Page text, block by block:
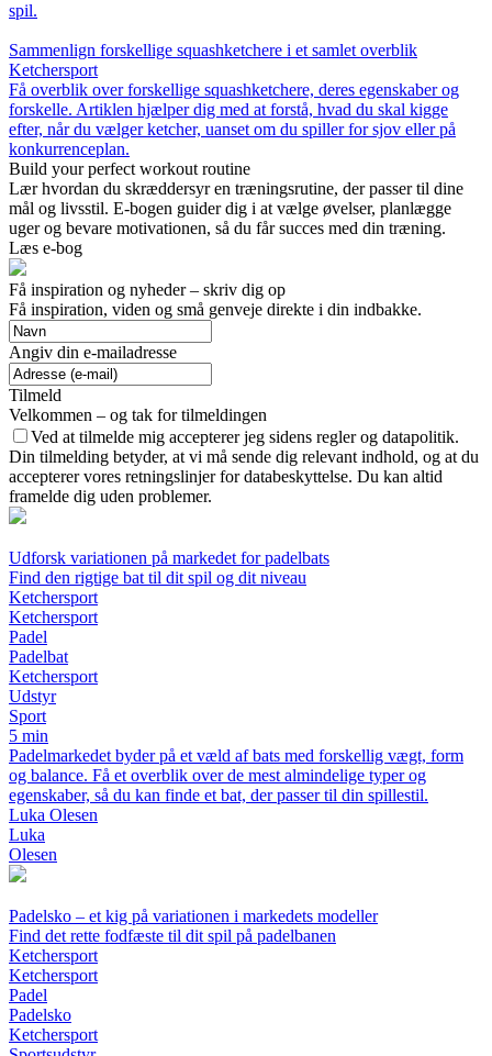
spil.
Sammenlign forskellige squashketchere i et samlet overblik
Ketchersport
Få overblik over forskellige squashketchere, deres egenskaber og
forskelle. Artiklen hjælper dig med at forstå, hvad du skal kigge
efter, når du vælger ketcher, uanset om du spiller for sjov eller på
konkurrenceplan.
Build your perfect workout routine
Lær hvordan du skræddersyr en træningsrutine, der passer til dine
mål og livsstil. E-bogen guider dig i at vælge øvelser, planlægge
uger og bevare motivationen, så du får succes med din træning.
Læs e-bog
Få inspiration og nyheder – skriv dig op
Få inspiration, viden og små genveje direkte i din indbakke.
Angiv din e-mailadresse
Tilmeld
Velkommen – og tak for tilmeldingen
Ved at tilmelde mig accepterer jeg sidens regler og datapolitik.
Din tilmelding betyder, at vi må sende dig relevant indhold, og at du
accepterer vores retningslinjer for databeskyttelse. Du kan altid
framelde dig uden problemer.
Udforsk variationen på markedet for padelbats
Find den rigtige bat til dit spil og dit niveau
Ketchersport
Ketchersport
Padel
Padelbat
Ketchersport
Udstyr
Sport
5 min
Padelmarkedet byder på et væld af bats med forskellig vægt, form
og balance. Få et overblik over de mest almindelige typer og
egenskaber, så du kan finde et bat, der passer til din spillestil.
Luka Olesen
Luka
Olesen
Padelsko – et kig på variationen i markedets modeller
Find det rette fodfæste til dit spil på padelbanen
Ketchersport
Ketchersport
Padel
Padelsko
Ketchersport